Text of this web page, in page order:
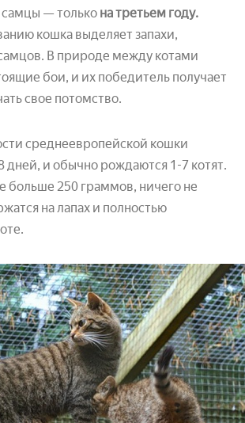
самцы — только на третьем году.
кошка выделяет запахи,
В природе между котами
бои, и их победитель получает
свое потомство.
среднеевропейской кошки
дней, и обычно рождаются 1-7 котят.
больше 250 граммов, ничего не
на лапах и полностью